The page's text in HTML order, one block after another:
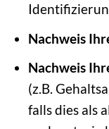
Nachweis
Nachweis
(z.B.
falls dies als